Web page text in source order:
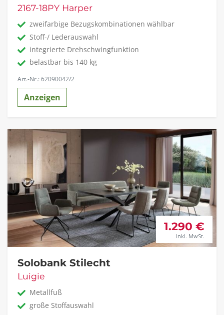
2167-18PY Harper
zweifarbige Bezugskombinationen wählbar
Stoff-/ Lederauswahl
integrierte Drehschwingfunktion
belastbar bis 140 kg
Art.-Nr.: 62090042/2
Anzeigen
1.290 €
inkl. MwSt.
Solobank Stilecht
Luigie
Metallfuß
große Stoffauswahl